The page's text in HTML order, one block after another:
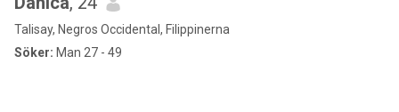
Talisay, Negros Occidental, Filippinerna
Söker: Man 27 - 49